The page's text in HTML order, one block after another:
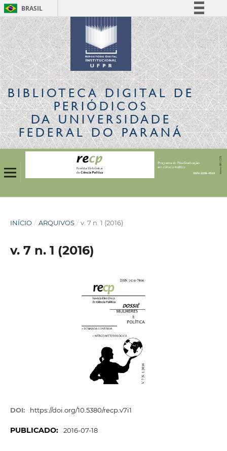
BRASIL
Simplifique!
Comunica BR
Participe
Acesso à informação
Legislação
Canais
BIBLIOTECA DIGITALDE
PERIÓDICOS
DA UNIVERSIDADE
FEDERAL DO PARANÁ
INÍCIO / ARQUIVOS / v. 7 n. 1 (2016)
v. 7 n. 1 (2016)
DOI: https://doi.org/10.5380/recp.v7i1
PUBLICADO: 2016-07-18